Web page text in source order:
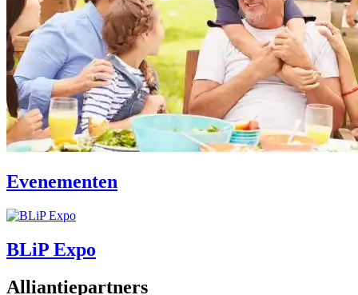
Evenementen
BLiP Expo
Alliantiepartners